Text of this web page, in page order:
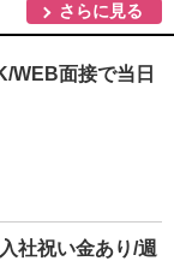
さらに見る
WEB面接で当日
社祝い金あり/週